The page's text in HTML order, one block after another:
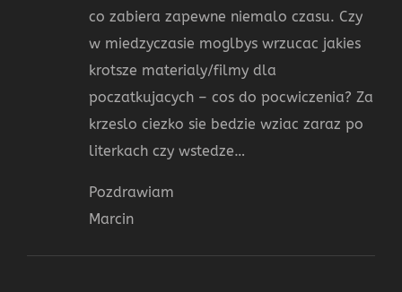
co zabiera zapewne niemalo czasu. Czy
w miedzyczasie moglbys wrzucac jakies
krotsze materialy/filmy dla
poczatkujacych – cos do pocwiczenia? Za
krzeslo ciezko sie bedzie wziac zaraz po
literkach czy wstedze…
Pozdrawiam
Marcin